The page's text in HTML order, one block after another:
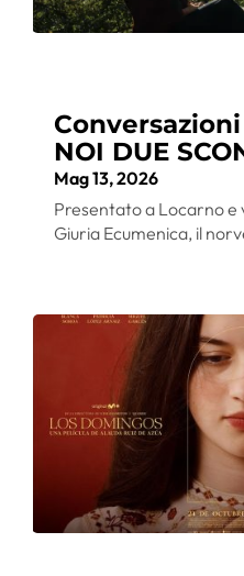
NOI DUE
Mag 13, 2026
Presentato a Locarno e
Giuria Ecumenica, il